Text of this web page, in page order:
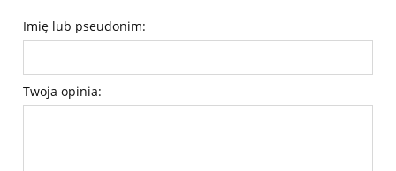
Imię lub pseudonim:
Twoja opinia: